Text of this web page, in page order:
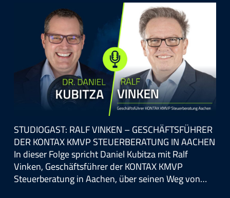
STUDIOGAST: RALF VINKEN – GESCHÄFTSFÜHRER
DER KONTAX KMVP STEUERBERATUNG IN AACHEN
In dieser Folge spricht Daniel Kubitza mit Ralf
Vinken, Geschäftsführer der KONTAX KMVP
Steuerberatung in Aachen, über seinen Weg von…